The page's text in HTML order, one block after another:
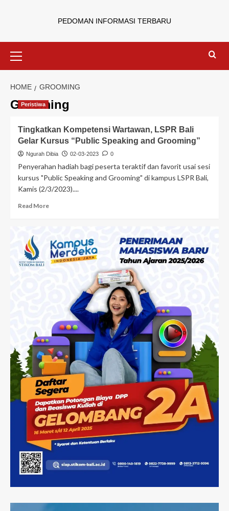
PEDOMAN INFORMASI TERBARU
HOME GROOMING
Grooming
Peristiwa
Tingkatkan Kompetensi Wartawan, LSPR Bali
Gelar Kursus “Public Speaking and Grooming”
Ngurah Dibia 02-03-2023 0
Penyerahan hadiah bagi peserta teraktif dan favorit usai sesi
kursus "Public Speaking and Grooming" di kampus LSPR Bali,
Kamis (2/3/2023)....
Read More